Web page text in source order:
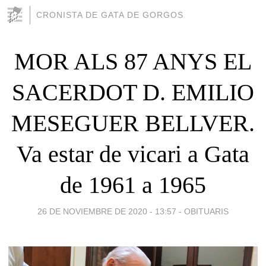
CRONISTA DE GATA DE GORGOS
MOR ALS 87 ANYS EL
SACERDOT D. EMILIO
MESEGUER BELLVER.
Va estar de vicari a Gata
de 1961 a 1965
26 DE NOVIEMBRE DE 2020 - 13:57 - OBITUARIS